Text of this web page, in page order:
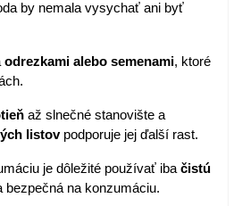
by nemala vysychať ani byť
odrezkami alebo semenami, ktoré
až slnečné stanovište a
listovpodporuje jej ďalší rast.
je dôležité používať iba čistú
bezpečná na konzumáciu.